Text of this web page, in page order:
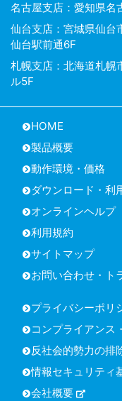
名古屋支店：愛知県名
仙台支店：宮城県仙台
仙台駅前通6F
札幌支店：北海道札
ル5F
HOME
製品概要
動作環境・価格
ダウンロード・利
オンラインヘルプ
利用規約
サイトマップ
お問い合わせ・ト
プライバシーポリ
コンプライアンス
反社会的勢力の排
情報セキュリティ
会社概要